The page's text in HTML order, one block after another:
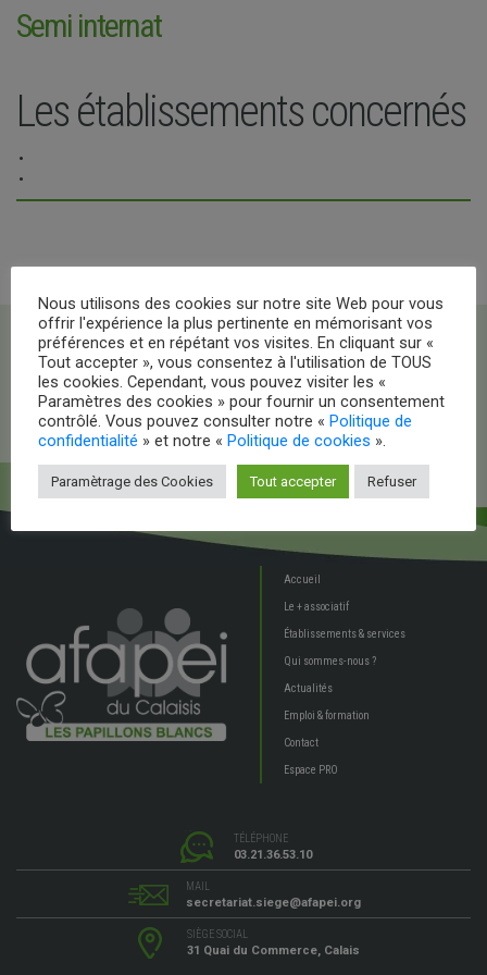
Semi internat
Les établissements concernés
:
Accueil
Le + associatif
Établissements & services
Qui sommes-nous ?
Actualités
Emploi & formation
Contact
Espace PRO
TÉLÉPHONE
03.21.36.53.10
MAIL
secretariat.siege@afapei.org
SIÈGE SOCIAL
31 Quai du Commerce, Calais
Nous utilisons des cookies sur notre site Web pour vous
offrir l'expérience la plus pertinente en mémorisant vos
préférences et en répétant vos visites. En cliquant sur «
Tout accepter », vous consentez à l'utilisation de TOUS
les cookies. Cependant, vous pouvez visiter les «
Paramètres des cookies » pour fournir un consentement
contrôlé. Vous pouvez consulter notre « Politique de
confidentialité » et notre « Politique de cookies ».
Paramètrage des Cookies Tout accepter Refuser